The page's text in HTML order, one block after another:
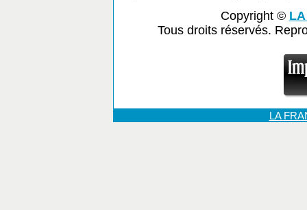
Copyright ©
Tous droits réservés.
LA